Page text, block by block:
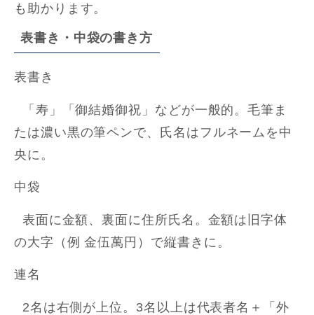
も助かります。
表書き・中袋の書き方
表書き
「寿」「御結婚御祝」などが一般的。毛筆ま
たは濃い黒の筆ペンで、氏名はフルネームを中
央に。
中袋
表面に金額、裏面に住所氏名。金額は旧字体
の大字（例 金伍萬円）で縦書きに。
連名
2名は右側が上位。3名以上は代表者名＋「外